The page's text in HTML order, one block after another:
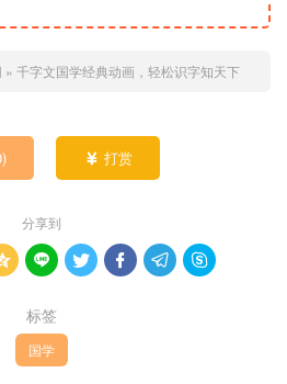
» 千字文国学经典动画，轻松识字知天下
)  打赏
分享到
    
标签
国学